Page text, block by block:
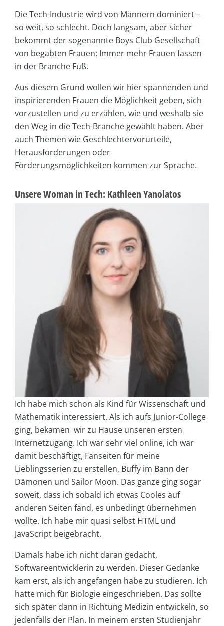
Die Tech-Industrie wird von Männern dominiert –
so weit, so schlecht. Doch langsam, aber sicher
bekommt der sogenannte Boys Club Gesellschaft
von begabten Frauen: Immer mehr Frauen fassen
in der Branche Fuß.
Aus diesem Grund wollen wir hier spannenden und
inspirierenden Frauen die Möglichkeit geben, sich
vorzustellen und zu erzählen, wie und weshalb sie
den Weg in die Tech-Branche gewählt haben. Aber
auch Themen wie Geschlechtervorurteile,
Herausforderungen oder
Förderungsmöglichkeiten kommen zur Sprache.
Unsere Woman in Tech: Kathleen Yanolatos
Ich habe mich schon als Kind für Wissenschaft und
Mathematik interessiert. Als ich aufs Junior-College
ging, bekamen wir zu Hause unseren ersten
Internetzugang. Ich war sehr viel online, ich war
damit beschäftigt, Fanseiten für meine
Lieblingsserien zu erstellen, Buffy im Bann der
Dämonen und Sailor Moon. Das ganze ging sogar
soweit, dass ich sobald ich etwas Cooles auf
anderen Seiten fand, es unbedingt übernehmen
wollte. Ich habe mir quasi selbst HTML und
JavaScript beigebracht.
Damals habe ich nicht daran gedacht,
Softwareentwicklerin zu werden. Dieser Gedanke
kam erst, als ich angefangen habe zu studieren. Ich
hatte mich für Biologie eingeschrieben. Das sollte
sich später dann in Richtung Medizin entwickeln, so
jedenfalls der Plan. In meinem ersten Studienjahr